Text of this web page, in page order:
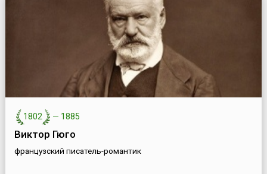
1802 — 1885
Виктор Гюго
французский писатель-романтик